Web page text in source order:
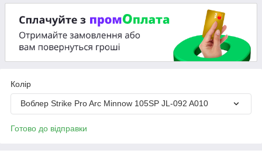
Колір
Воблер Strike Pro Arc Minnow 105SP JL-092 A010
Готово до відправки